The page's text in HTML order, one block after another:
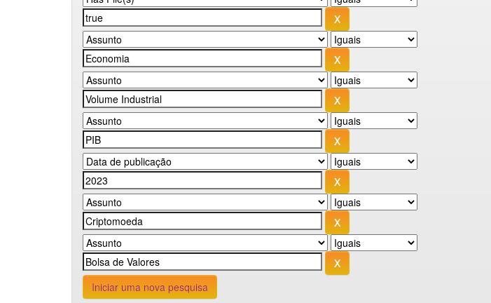
Iniciar uma nova pesquisa